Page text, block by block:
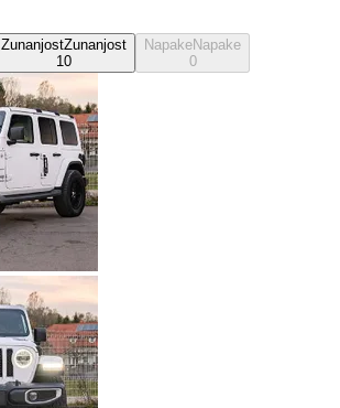
ZunanjostZunanjost
10
NapakeNapake
0